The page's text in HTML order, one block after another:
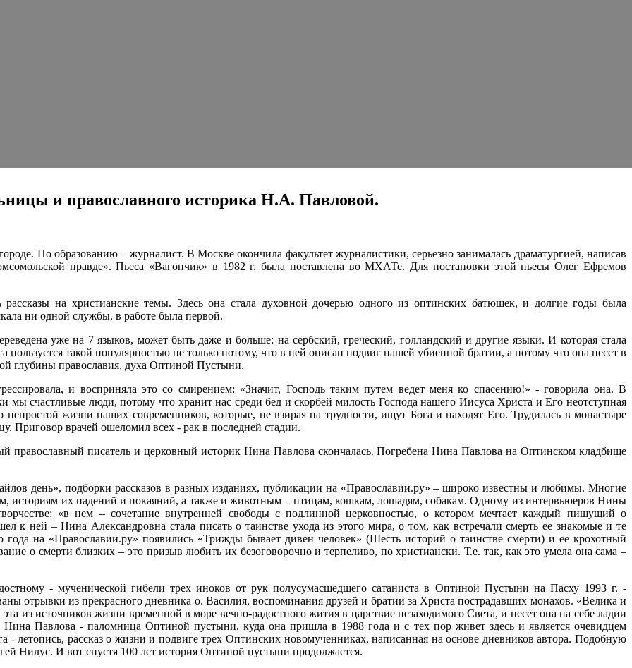
и православного историка Н.А. Павловой.
По образованию – журналист. В Москве окончила факультет журналистики, серьезно занималась драматургией, написав
правде». Пьеса «Вагончик» в 1982 г. была поставлена во МХАТе. Для постановки этой пьесы Олег Ефремов
на христианские темы. Здесь она стала духовной дочерью одного из оптинских батюшек, и долгие годы была
ни одной службы, в работе была первой.
уже на 7 языков, может быть даже и больше: на сербский, греческий, голландский и другие языки. И которая стала
пользуется такой популярностью не только потому, что в ней описан подвиг нашей убиенной братии, а потому что она несет в
глубины православия, духа Оптиной Пустыни.
и восприняла это со смирением: «Значит, Господь таким путем ведет меня ко спасению!» - говорила она. В
счастливые люди, потому что хранит нас среди бед и скорбей милость Господа нашего Иисуса Христа и Его неотступная
жизни наших современников, которые, не взирая на трудности, ищут Бога и находят Его. Трудилась в монастыре
Приговор врачей ошеломил всех - рак в последней стадии.
православный писатель и церковный историк Нина Павлова скончалась. Погребена Нина Павлова на Оптинском кладбище
день», подборки рассказов в разных изданиях, публикации на «Православии.ру» – широко известны и любимы. Многие
историям их падений и покаяний, а также и животным – птицам, кошкам, лошадям, собакам. Одному из интервьюеров Нины
«в нем – сочетание внутренней свободы с подлинной церковностью, о котором мечтает каждый пишущий о
к ней – Нина Александровна стала писать о таинстве ухода из этого мира, о том, как встречали смерть ее знакомые и те
на «Православии.ру» появились «Трижды бывает дивен человек» (Шесть историй о таинстве смерти) и ее крохотный
о смерти близких – это призыв любить их безоговорочно и терпеливо, по христиански. Т.е. так, как это умела она сама –
- мученической гибели трех иноков от рук полусумасшедшего сатаниста в Оптиной Пустыни на Пасху 1993 г. -
отрывки из прекрасного дневника о. Василия, воспоминания друзей и братии за Христа пострадавших монахов. «Велика и
из источников жизни временной в море вечно-радостного жития в царствие незаходимого Света, и несет она на себе ладии
Павлова - паломница Оптиной пустыни, куда она пришла в 1988 года и с тех пор живет здесь и является очевидцем
- летопись, рассказ о жизни и подвиге трех Оптинских новомученниках, написанная на основе дневников автора. Подобную
Нилус. И вот спустя 100 лет история Оптиной пустыни продолжается.